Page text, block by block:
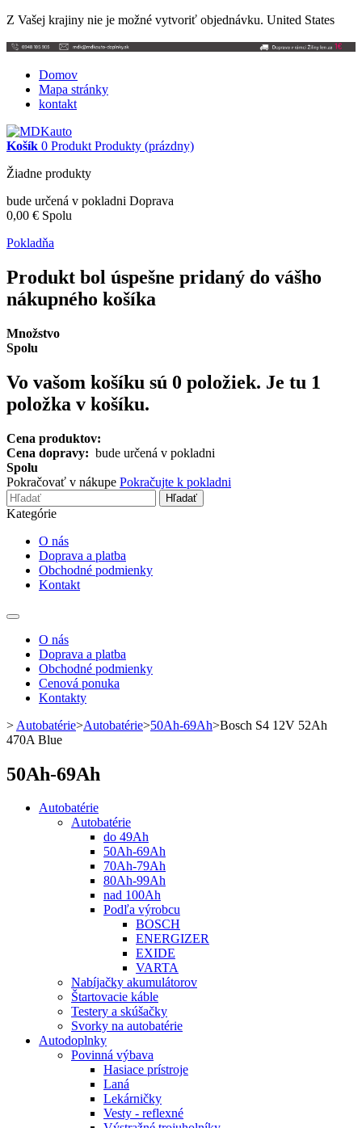
Z Vašej krajiny nie je možné vytvoriť objednávku. United States
Domov
Mapa stránky
kontakt
Košík 0 Produkt Produkty (prázdny)
Žiadne produkty
bude určená v pokladni Doprava
0,00 € Spolu
Pokladňa
Produkt bol úspešne pridaný do vášho
nákupného košíka
Množstvo
Spolu
Vo vašom košíku sú 0 položiek. Je tu 1
položka v košíku.
Cena produktov:
Cena dopravy: bude určená v pokladni
Spolu
Pokračovať v nákupe Pokračujte k pokladni
Hľadať
Kategórie
O nás
Doprava a platba
Obchodné podmienky
Kontakt
Toggle
navigationO nás
Doprava a platba
Obchodné podmienky
Cenová ponuka
Kontakty
> Autobatérie>Autobatérie>50Ah-69Ah>Bosch S4 12V 52Ah
470A Blue
50Ah-69Ah
Autobatérie
Autobatérie
do 49Ah
50Ah-69Ah
70Ah-79Ah
80Ah-99Ah
nad 100Ah
Podľa výrobcu
BOSCH
ENERGIZER
EXIDE
VARTA
Nabíjačky akumulátorov
Štartovacie káble
Testery a skúšačky
Svorky na autobatérie
Autodoplnky
Povinná výbava
Hasiace prístroje
Laná
Lekárničky
Vesty - reflexné